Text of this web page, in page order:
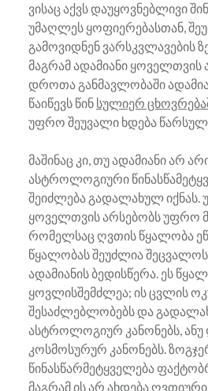
ვისაც აქვს დაუყოვნებლივი
უმაღლეს ყოფიერებასთან,
გამოვიდნენ ვარსკვლავების
მაგრამ ადამიანი ყოველთვის
დროთა განმავლობაში
წაიწევს წინ სულიერ
უფრო შეუვალი ხდება
მაშინაც კი, თუ ადამიანი არ
ასტროლოგიური
შეიძლება გადალახულ
ყოველთვის არსებობს უფრო
რომელსაც ღვთის წყალობა
წყალობას შეუძლია შეცვალოს
ადამიანის ბედისწერა. ეს
ყოვლისშემძლეა; ის ცვლის
შესაძლებლობებს და
ასტროლოგიურ კანონებს, ანუ
კოსმოსურურ კანონებს.
წინასწარმეტყველება
მაგრამ ის არ ახდება